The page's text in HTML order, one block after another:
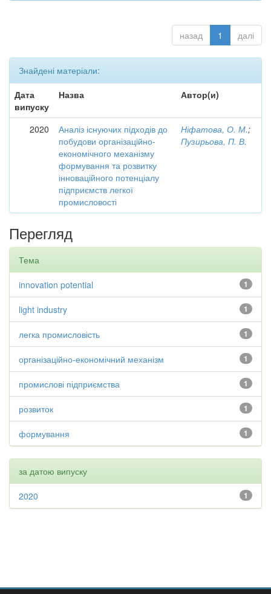
назад 1 далі
Знайдені матеріали:
Дата
випуску
Назва Автор(и)
2020
Аналіз існуючих підходів до
побудови організаційно-
економічного механізму
формування та розвитку
інноваційного потенціалу
підприємств легкої
промисловості
Ніфатова, О. М.;
Пузирьова, П. В.
Перегляд
Тема
1
innovation potential
1
light industry
1
легка промисловість
1
організаційно-економічний механізм
1
промислові підприємства
1
розвиток
1
формування
за датою випуску
1
2020